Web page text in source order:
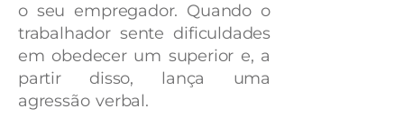
o seu empregador. Quando o
trabalhador sente dificuldades
em obedecer um superior e, a
partir disso, lança uma
agressão verbal.